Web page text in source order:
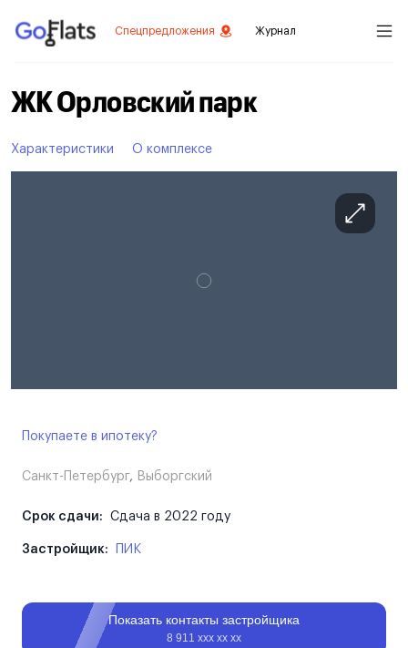
Спецпредложения Журнал
ЖК Орловский парк
Характеристики О комплексе
Покупаете в ипотеку?
Санкт-Петербург, Выборгский
Срок сдачи: Сдача в 2022 году
Застройщик: ПИК
Показать контакты застройщика
8 911 ххх хх хх